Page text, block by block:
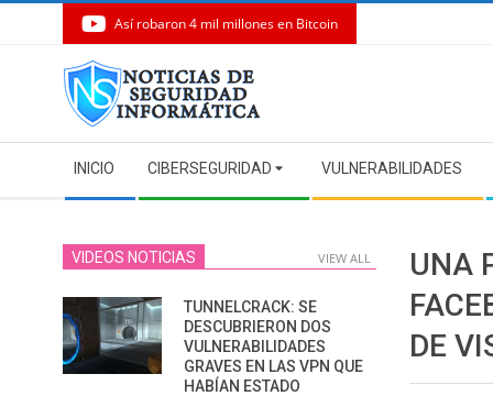
Así robaron 4 mil millones en Bitcoin
Navigation
Menu
INICIO CIBERSEGURIDAD VULNERABILIDADES
UNA
DE
VIDEOS NOTICIAS VIEW ALL
TUNNELCRACK: SE
DESCUBRIERON DOS
VULNERABILIDADES
GRAVES EN LAS VPN QUE
HABÍAN ESTADO